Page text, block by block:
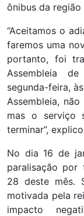
ônibus da
“Aceitamos o
faremos uma
portanto, foi
Assembleia
segunda-feira,
Assembleia,
mas o serviço
terminar”,
No dia 16 de
paralisação
28 deste mês.
motivada pela
impacto